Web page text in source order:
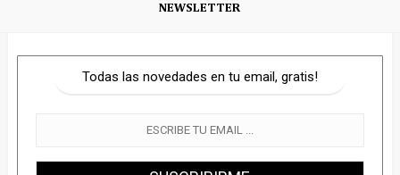
NEWSLETTER
Todas las novedades en tu email, gratis!